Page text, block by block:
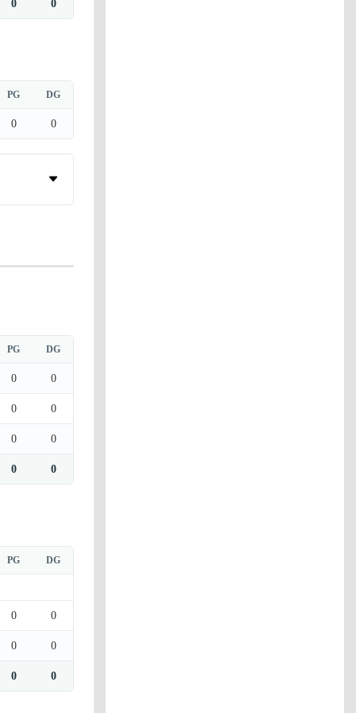
0 0
PG DG
0 0
PG DG
0 0
0 0
0 0
0 0
PG DG
0 0
0 0
0 0